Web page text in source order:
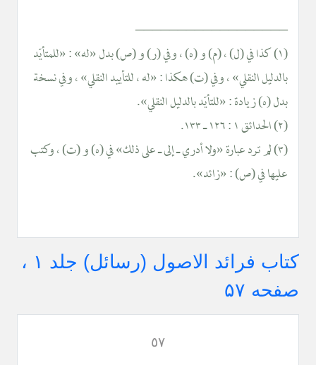
__________________
(١) كذا في (ل) ، (م) و (ه) ، وفي (ر) و (ص) بدل «له» : «للمتأيّد
بالدليل النقلي» ، وفي (ت) هكذا : «له ، للتأييد النقلي» ، وفي نسخة
بدل (ه) زيادة : «للتأيّد بالدليل النقلي».
(٢) الحدائق ١ : ١٢٦ ـ ١٣٣.
(٣) لم ترد عبارة «ولا أدري ـ إلى ـ على ذلك» في (ه) و (ت) ، وكتب
عليها في (ص) : «زائد».
کتاب فرائد الاصول (رسائل) جلد ۱ ،
صفحه ۵۷
٥٧